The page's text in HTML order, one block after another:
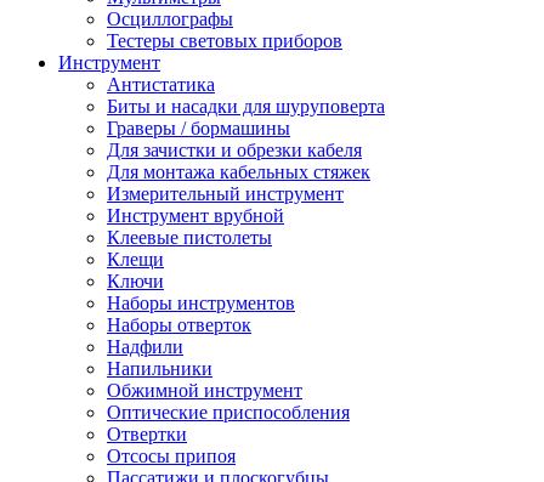
Осциллографы
Тестеры световых приборов
Инструмент
Антистатика
Биты и насадки для шуруповерта
Граверы / бормашины
Для зачистки и обрезки кабеля
Для монтажа кабельных стяжек
Измерительный инструмент
Инструмент врубной
Клеевые пистолеты
Клещи
Ключи
Наборы инструментов
Наборы отверток
Надфили
Напильники
Обжимной инструмент
Оптические приспособления
Отвертки
Отсосы припоя
Пассатижи и плоскогубцы